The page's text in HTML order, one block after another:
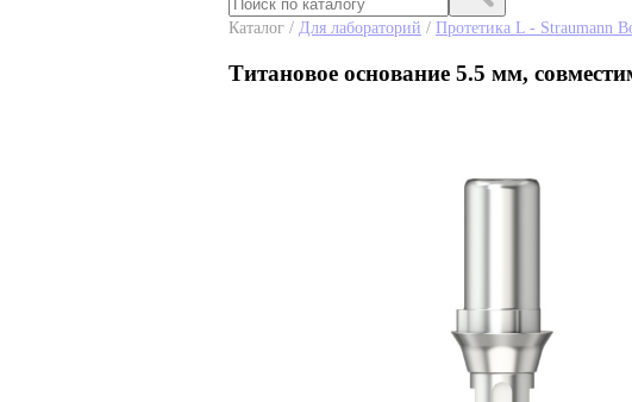
Каталог / Для лабораторий / Протетика L - Straumann
Титановое основание 5.5 мм,